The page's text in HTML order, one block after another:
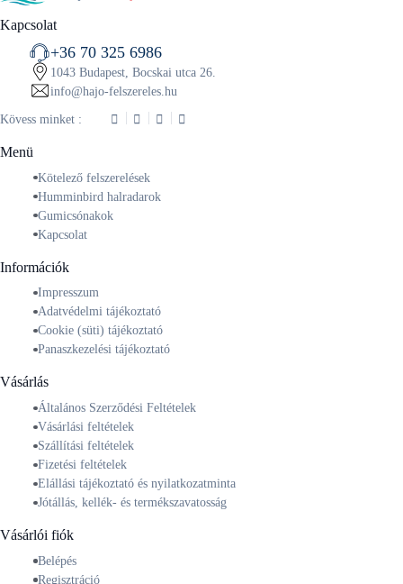
Kapcsolat
+36 70 325 6986
1043 Budapest, Bocskai utca 26.
info@hajo-felszereles.hu
Kövess minket :
Menü
Kötelező felszerelések
Humminbird halradarok
Gumicsónakok
Kapcsolat
Információk
Impresszum
Adatvédelmi tájékoztató
Cookie (süti) tájékoztató
Panaszkezelési tájékoztató
Vásárlás
Általános Szerződési Feltételek
Vásárlási feltételek
Szállítási feltételek
Fizetési feltételek
Elállási tájékoztató és nyilatkozatminta
Jótállás, kellék- és termékszavatosság
Vásárlói fiók
Belépés
Regisztráció